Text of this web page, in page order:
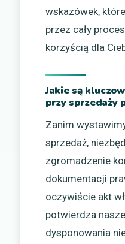
wskazówek,
przez cały
korzyścią dla
Jakie są
przy sprzedaży
Zanim
sprzedaż,
zgromadzenie
dokumentacji
oczywiście akt
potwierdza
dysponowania